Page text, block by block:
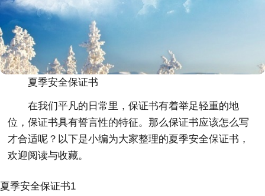
夏季安全保证书
在我们平凡的日常里，保证书有着举足轻重的地
位，保证书具有誓言性的特征。那么保证书应该怎么写
才合适呢？以下是小编为大家整理的夏季安全保证书，
欢迎阅读与收藏。
夏季安全保证书1